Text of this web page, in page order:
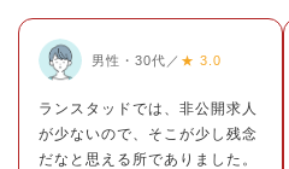
男性・30代／ ★ 3.0
ランスタッドでは、非公開求人
が少ないので、そこが少し残念
だなと思える所でありました。